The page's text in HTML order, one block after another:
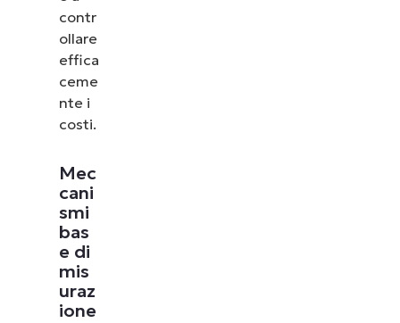
contr
ollare
effica
ceme
nte i
costi.
Mec
cani
smi
bas
e di
mis
uraz
ione
vedere come NinjaOne semplifica attività IT come
la gestione degli endpoint, il patching, l’MDM, il